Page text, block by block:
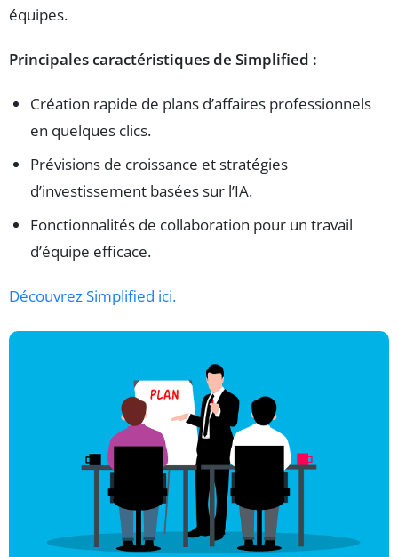
équipes.
Principales caractéristiques de Simplified :
Création rapide de plans d’affaires professionnels
en quelques clics.
Prévisions de croissance et stratégies
d’investissement basées sur l’IA.
Fonctionnalités de collaboration pour un travail
d’équipe efficace.
Découvrez Simplified ici.